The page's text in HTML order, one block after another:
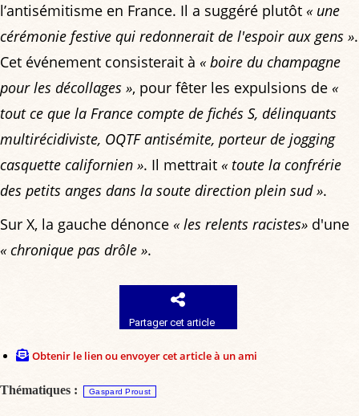
l’antisémitisme en France. Il a suggéré plutôt « une
cérémonie festive qui redonnerait de l'espoir aux gens ».
Cet événement consisterait à « boire du champagne
pour les décollages », pour fêter les expulsions de «
tout ce que la France compte de fichés S, délinquants
multirécidiviste, OQTF antisémite, porteur de jogging
casquette californien ». Il mettrait « toute la confrérie
des petits anges dans la soute direction plein sud ».
Sur X, la gauche dénonce « les relents racistes» d'une
« chronique pas drôle ».
Partager cet article
Obtenir le lien ou envoyer cet article à un ami
Thématiques : Gaspard Proust